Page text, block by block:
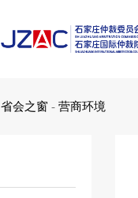
省会之窗 - 营商环境